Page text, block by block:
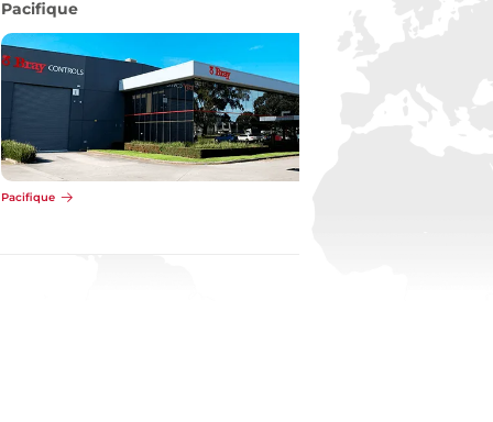
Pacifique
Pacifique